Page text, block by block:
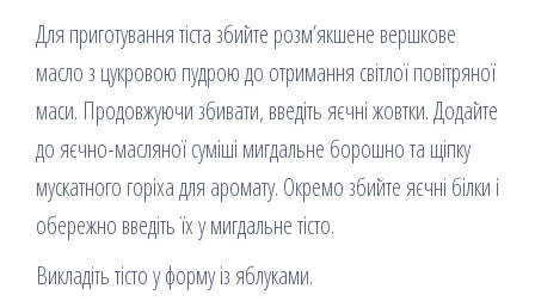
Для приготування тіста збийте розм’якшене вершкове
масло з цукровою пудрою до отримання світлої повітряної
маси. Продовжуючи збивати, введіть яєчні жовтки. Додайте
до яєчно-масляної суміші мигдальне борошно та щіпку
мускатного горіха для аромату. Окремо збийте яєчні білки і
обережно введіть їх у мигдальне тісто.
Викладіть тісто у форму із яблуками.